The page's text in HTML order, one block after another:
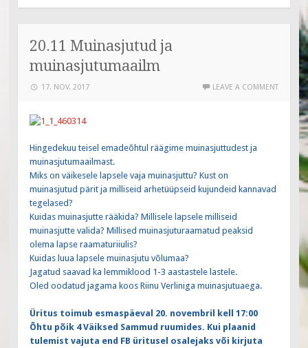
e
b
o
o
20.11 Muinasjutud ja
muinasjutumaailm
17. NOV. 2017 LEAVE A COMMENT
Hingedekuu teisel emadeõhtul räägime muinasjuttudest ja
muinasjutumaailmast.
Miks on väikesele lapsele vaja muinasjuttu? Kust on
muinasjutud pärit ja milliseid arhetüüpseid kujundeid kannavad
tegelased?
Kuidas muinasjutte rääkida? Millisele lapsele milliseid
muinasjutte valida? Millised muinasjuturaamatud peaksid
olema lapse raamaturiiulis?
Kuidas luua lapsele muinasjutu võlumaa?
Jagatud saavad ka lemmiklood 1-3 aastastele lastele.
Oled oodatud jagama koos Riinu Verliniga muinasjutuaega.
Üritus toimub esmaspäeval 20. novembril kell 17:00
Õhtu põik 4 Väiksed Sammud ruumides. Kui plaanid
tulemist vajuta end FB üritusel osalejaks või kirjuta